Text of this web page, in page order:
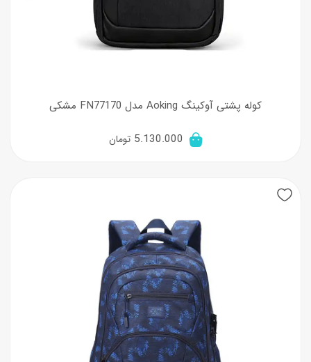
کوله پشتی آوکینگ Aoking مدل FN77170 مشکی
5.130.000 تومان